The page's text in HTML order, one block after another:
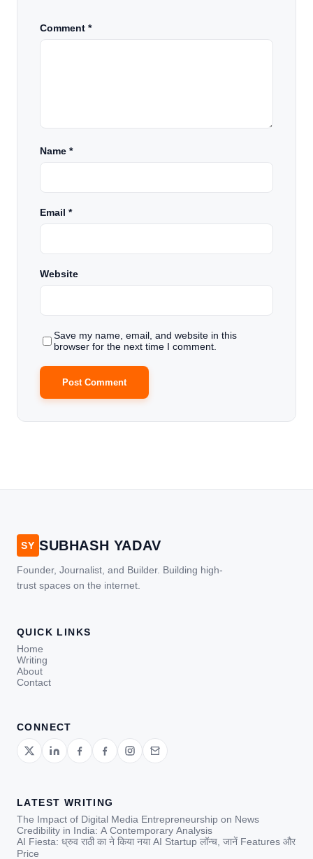
Comment *
Name *
Email *
Website
Save my name, email, and website in this
browser for the next time I comment.
SY SUBHASH YADAV
Founder, Journalist, and Builder. Building high-
trust spaces on the internet.
QUICK LINKS
Home
Writing
About
Contact
CONNECT
LATEST WRITING
The Impact of Digital Media Entrepreneurship on News
Credibility in India: A Contemporary Analysis
AI Fiesta: ध्रुव राठी का ने किया नया AI Startup लॉन्च, जानें Features और
Price